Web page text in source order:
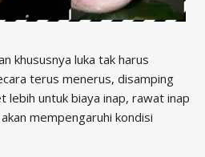
khususnya luka tak harus
terus menerus, disamping
lebih untuk biaya inap, rawat inap
mempengaruhi kondisi